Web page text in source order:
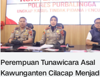
Perempuan Tunawicara Asal
Kawunganten Cilacap